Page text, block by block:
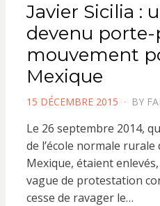
Javier Sicilia :
devenu porte-
mouvement
Mexique
POSTED
15 DÉCEMBRE 2015 BY
Le 26 septembre 2014,
de l’école normale rurale
Mexique, étaient
vague de protestation
cesse de ravager le…